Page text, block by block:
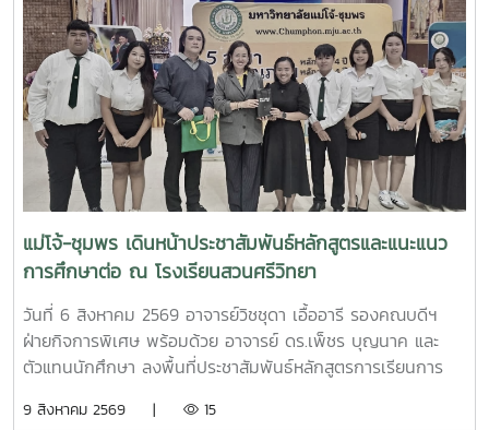
แม่โจ้-ชุมพร เดินหน้าประชาสัมพันธ์หลักสูตรและแนะแนว
การศึกษาต่อ ณ โรงเรียนสวนศรีวิทยา
วันที่ 6 สิงหาคม 2569 อาจารย์วิชชุดา เอื้ออารี รองคณบดีฯ
ฝ่ายกิจการพิเศษ พร้อมด้วย อาจารย์ ดร.เพ็ชร บุญนาค และ
ตัวแทนนักศึกษา ลงพื้นที่ประชาสัมพันธ์หลักสูตรการเรียนการ
รับสมัครนักศึกษาใหม่ ประจำปีการศึกษา 2570 ณ โรงเรียนสวน
9 สิงหาคม 2569 | 15